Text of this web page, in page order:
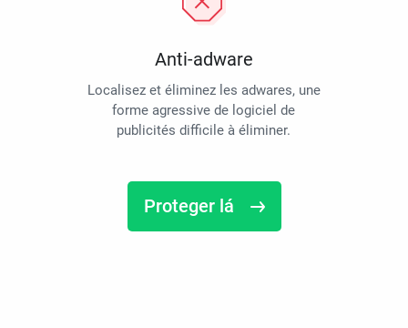
Anti-adware
Localisez et éliminez les adwares, une
forme agressive de logiciel de
publicités difficile à éliminer.
Proteger lá